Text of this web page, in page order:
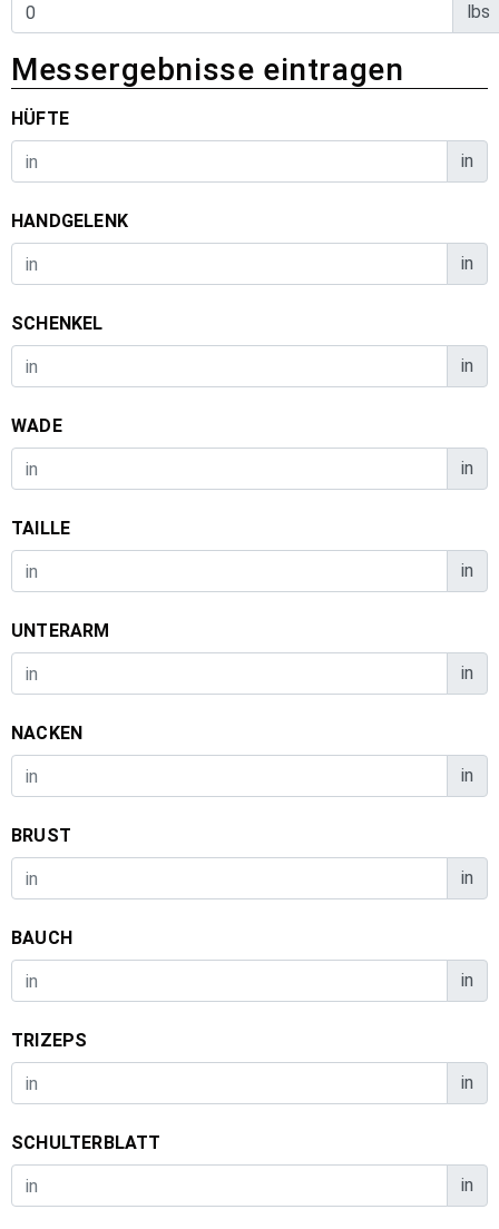
lbs
Messergebnisse eintragen
HÜFTE
in
HANDGELENK
in
SCHENKEL
in
WADE
in
TAILLE
in
UNTERARM
in
NACKEN
in
BRUST
in
BAUCH
in
TRIZEPS
in
SCHULTERBLATT
in